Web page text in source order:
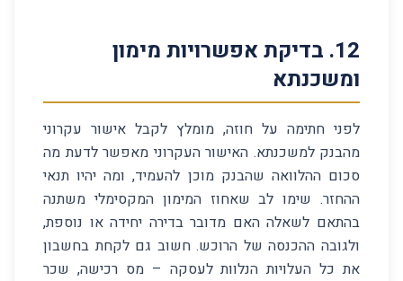
12
. בדיקת אפשרויות מימון
ומשכנתא
לפני חתימה על חוזה, מומלץ לקבל אישור עקרוני
מהבנק למשכנתא. האישור העקרוני מאפשר לדעת מה
סכום ההלוואה שהבנק מוכן להעמיד, ומה יהיו תנאי
ההחזר. שימו לב שאחוז המימון המקסימלי משתנה
בהתאם לשאלה האם מדובר בדירה יחידה או נוספת,
ולגובה ההכנסה של הרוכש. חשוב גם לקחת בחשבון
את כל העלויות הנלוות לעסקה – מס רכישה, שכר